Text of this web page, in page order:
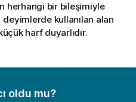
herhangi bir bileşimiyle
kullanılan alan
harf duyarlıdır.
oldu mu?